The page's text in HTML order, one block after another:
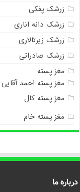
زرشک پفکی
زرشک دانه اناری
زرشک زیرتالاری
زرشک صادراتی
مغز پسته
مغز پسته احمد آقایی
مغز پسته کال
مغز پسته خام
درباره ما